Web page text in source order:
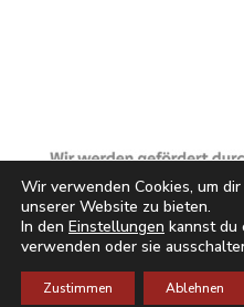
Wir verwenden Cookies, um
unserer Website zu bieten.
In den Einstellungen kannst du
verwenden oder sie
Zustimmen Ablehnen